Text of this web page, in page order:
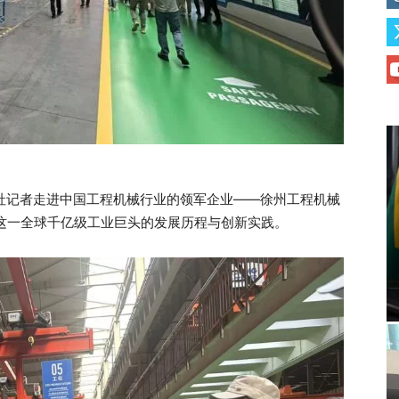
记者走进中国工程机械行业的领军企业——徐州工程机械
全球千亿级工业巨头的发展历程与创新实践。